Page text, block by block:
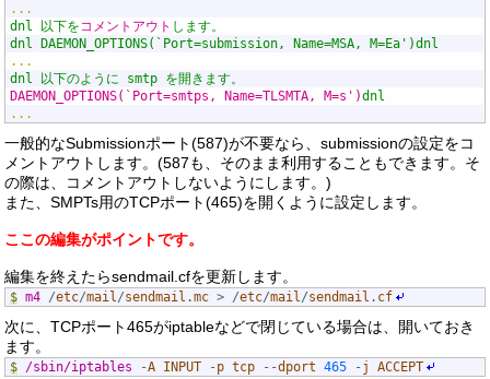
...
dnl 以下をコメントアウト します。
dnl DAEMON_OPTIONS(`Port=submission, Name=MSA, M=Ea')dnl
...
dnl 以下のように smtp を開きます。
DAEMON_OPTIONS(`Port=smtps, Name=TLSMTA, M=s')dnl
...
一般的なSubmissionポート(587)が不要なら、submissionの設定をコ
メントアウトします。(587も、そのまま利用することもできます。そ
の際は、コメントアウトしないようにします。)
また、SMPTs用のTCPポート(465)を開くように設定します。
ここの編集がポイントです。
編集を終えたらsendmail.cfを更新します。
$ m4 /etc/mail/sendmail .mc > /etc/mail/sendmail . cf
次に、TCPポート465がiptableなどで閉じている場合は、開いておき
ます。
$ /sbin/iptables -A INPUT -p tcp --dport 465 -j ACCEPT